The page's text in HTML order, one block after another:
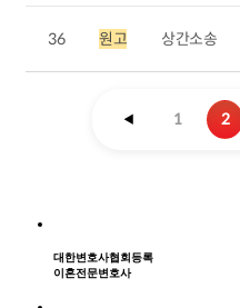
36 원고 상간소송
◀ 1 2
대한변호사협회등록
이혼전문변호사